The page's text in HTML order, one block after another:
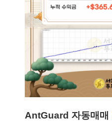
AntGuard 자동매매